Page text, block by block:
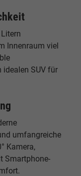
Innenraum viel
SUV für
umfangreiche
Kamera,
Smartphone-